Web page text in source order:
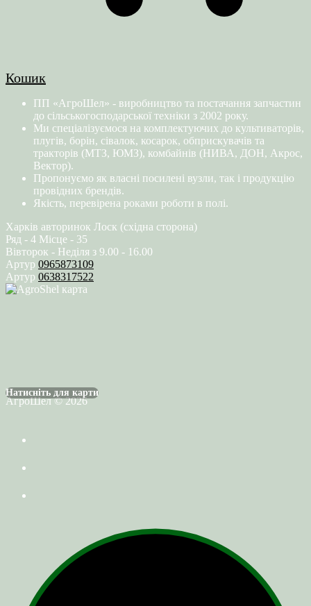
Кошик
ПП «АгроШел» - виробництво та постачання запчастин
до сільськогосподарської техніки з 2002 року.
Ми спеціалізуємося на комплектуючих до культиваторів,
плугів, борін, сівалок, косарок, обприскувачів та
тракторів (МТЗ, ЮМЗ), комбайнів (НИВА, ДОН, Акрос,
Вектор).
Пропонуємо як власні посилені вузли, так і продукцію
провідних брендів.
Якість, перевірена роками роботи в полі.
Харків авторинок Лоск (східна сторона)
Ряд - 4 Місце - 35
Вівторок - Неділя з 9.00 - 16.00
Артур 0965873109
Артур 0638317522
Натисніть для карти
АгроШел © 2026